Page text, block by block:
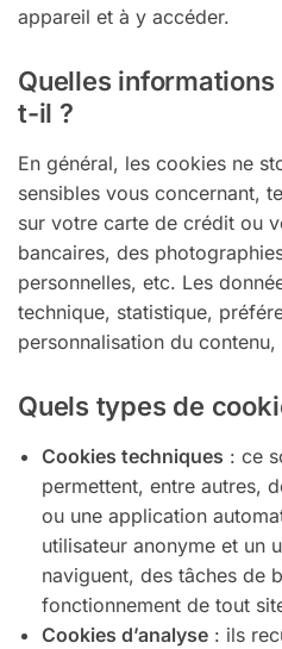
appareil et à y accéder.
Quelles
t-il ?
En général, les cookies ne
sensibles vous concernant,
sur votre carte de crédit ou
bancaires, des
personnelles, etc. Les
technique, statistique,
personnalisation du contenu,
Quels types de
Cookies techniques : ce
permettent, entre autres,
ou une application
utilisateur anonyme et un
naviguent, des tâches de
fonctionnement de tout
Cookies d’analyse : ils